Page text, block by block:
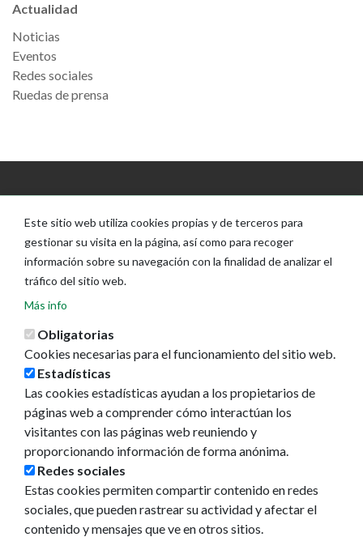
Actualidad
Noticias
Eventos
Redes sociales
Ruedas de prensa
Este sitio web utiliza cookies propias y de terceros para
gestionar su visita en la página, así como para recoger
información sobre su navegación con la finalidad de analizar el
tráfico del sitio web.
Más info
Obligatorias
Cookies necesarias para el funcionamiento del sitio web.
Estadísticas
Las cookies estadísticas ayudan a los propietarios de
páginas web a comprender cómo interactúan los
visitantes con las páginas web reuniendo y
proporcionando información de forma anónima.
Redes sociales
Estas cookies permiten compartir contenido en redes
sociales, que pueden rastrear su actividad y afectar el
contenido y mensajes que ve en otros sitios.